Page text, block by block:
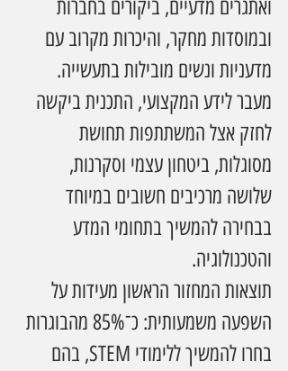
ואתגרים מדעיים, ביקורים בחברות
ובמוסדות מחקר, והיכרות מקרוב עם
מדעניות ונשים מובילות בתעשייה.
מעבר לידע המקצועי, התכנית ביקשה
לחזק אצל המשתתפות תחושת
מסוגלות, ביטחון עצמי וסקרנות,
שלושה מרכיבים חשובים במיוחד
בבחירה להמשיך בתחומי המדע
והטכנולוגיה.
תוצאות המחזור הראשון מעידות על
השפעה משמעותית: כ־85% מהבוגרות
בחרו להמשיך ללימודי STEM, בהם